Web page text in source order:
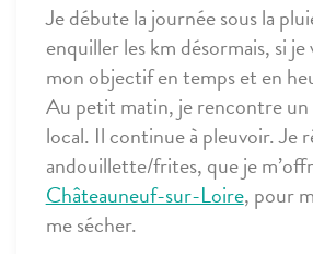
Je débute la journée sous la
enquiller les km désormais, si
mon objectif en temps et en
Au petit matin, je rencontre
local. Il continue à pleuvoir. Je
andouillette/frites, que je
Châteauneuf-sur-Loire, pour
me sécher.